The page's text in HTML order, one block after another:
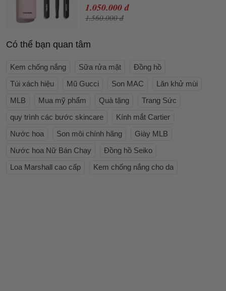
1.050.000 đ
1.560.000 đ
Có thể bạn quan tâm
Kem chống nắng Sữa rửa mặt
Đồng hồ
Túi xách hiệu
Mũ Gucci Son MAC
Lăn khử mùi
MLB
Mua mỹ phẩm Quà tặng
Trang Sức
quy trình các bước skincare
Kính mắt Cartier
Nước hoa
Son môi chính hãng
Giày MLB
Nước hoa Nữ Bán Chạy
Đồng hồ Seiko
Loa Marshall cao cấp
Kem chống nắng cho da